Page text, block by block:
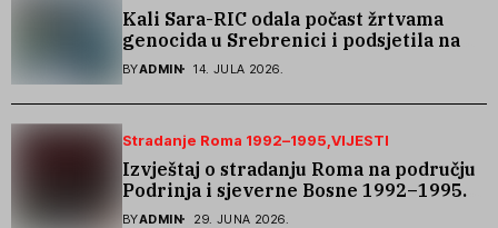
Kali Sara-RIC odala počast žrtvama
genocida u Srebrenici i podsjetila na
stradanje Roma iz Skočića
BYADMIN 14. JULA 2026.
Stradanje Roma 1992–1995 VIJESTI
Izvještaj o stradanju Roma na području
Podrinja i sjeverne Bosne 1992–1995.
godine
BYADMIN 29. JUNA 2026.